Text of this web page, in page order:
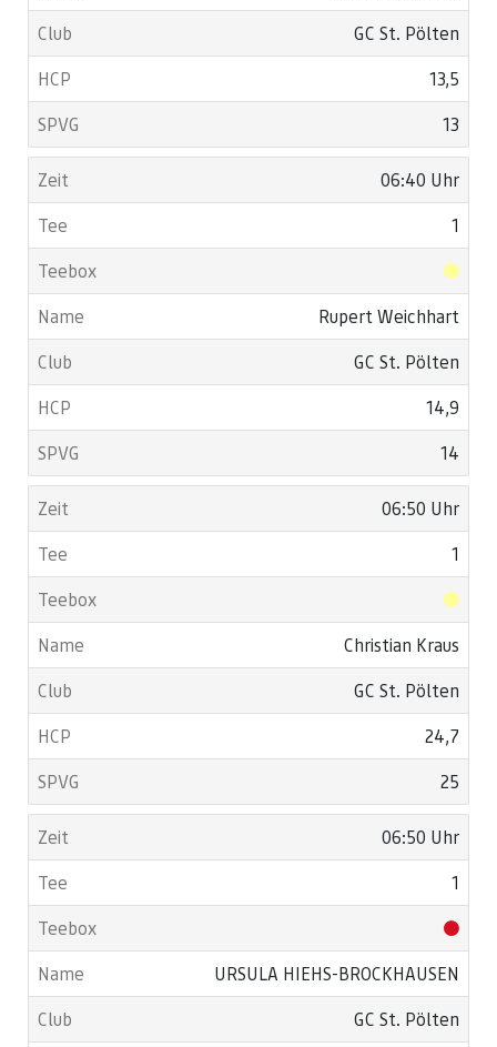
GC St. Pölten
13,5
13
06:40 Uhr
1
Rupert Weichhart
GC St. Pölten
14,9
14
06:50 Uhr
1
Christian Kraus
GC St. Pölten
24,7
25
06:50 Uhr
1
URSULA HIEHS-BROCKHAUSEN
GC St. Pölten